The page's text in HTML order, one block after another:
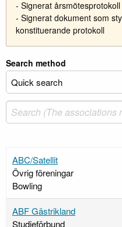
- Signerat årsmötesprotokoll
- Signerat dokument som
konstituerande protokoll
Search method
ABC/Satellit
Övrig föreningar
Bowling
ABF Gästrikland
Studieförbund